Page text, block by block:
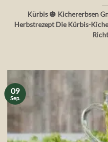
Kürbis 🎃 Kichererbsen
Herbstrezept Die Kürbis-
09
Sep.